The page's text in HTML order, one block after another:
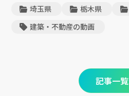
埼玉県 栃木県
建築・不動産の動画
記事一覧